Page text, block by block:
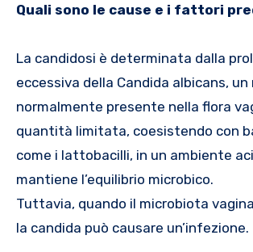
Quali sono le cause e i fattori
La candidosi è determinata dalla
eccessiva della Candida albicans,
normalmente presente nella flora
quantità limitata, coesistendo con
come i lattobacilli, in un ambiente
mantiene l’equilibrio microbico.
Tuttavia, quando il microbiota
la candida può causare un’infezione.